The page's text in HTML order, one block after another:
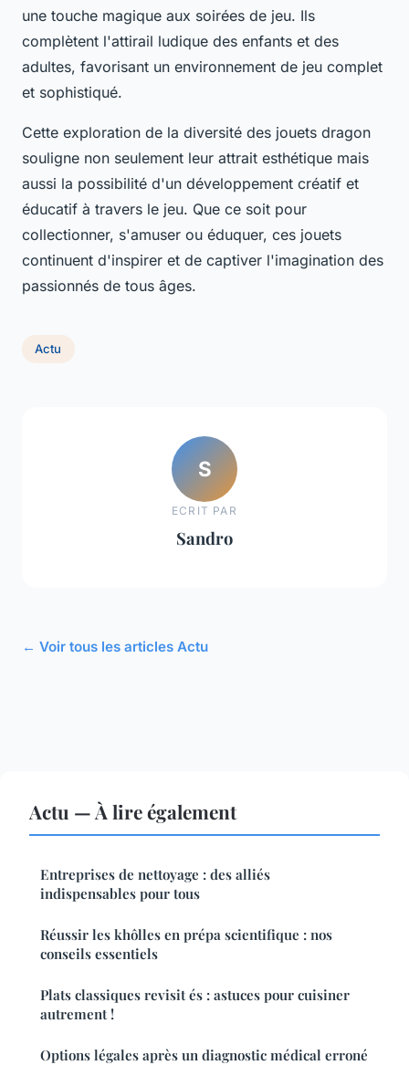
une touche magique aux soirées de jeu. Ils
complètent l'attirail ludique des enfants et des
adultes, favorisant un environnement de jeu complet
et sophistiqué.
Cette exploration de la diversité des jouets dragon
souligne non seulement leur attrait esthétique mais
aussi la possibilité d'un développement créatif et
éducatif à travers le jeu. Que ce soit pour
collectionner, s'amuser ou éduquer, ces jouets
continuent d'inspirer et de captiver l'imagination des
passionnés de tous âges.
Actu
S
ECRIT PAR
Sandro
← Voir tous les articles Actu
Actu — À lire également
Entreprises de nettoyage : des alliés
indispensables pour tous
Réussir les khôlles en prépa scientifique : nos
conseils essentiels
Plats classiques revisit és : astuces pour cuisiner
autrement !
Options légales après un diagnostic médical erroné